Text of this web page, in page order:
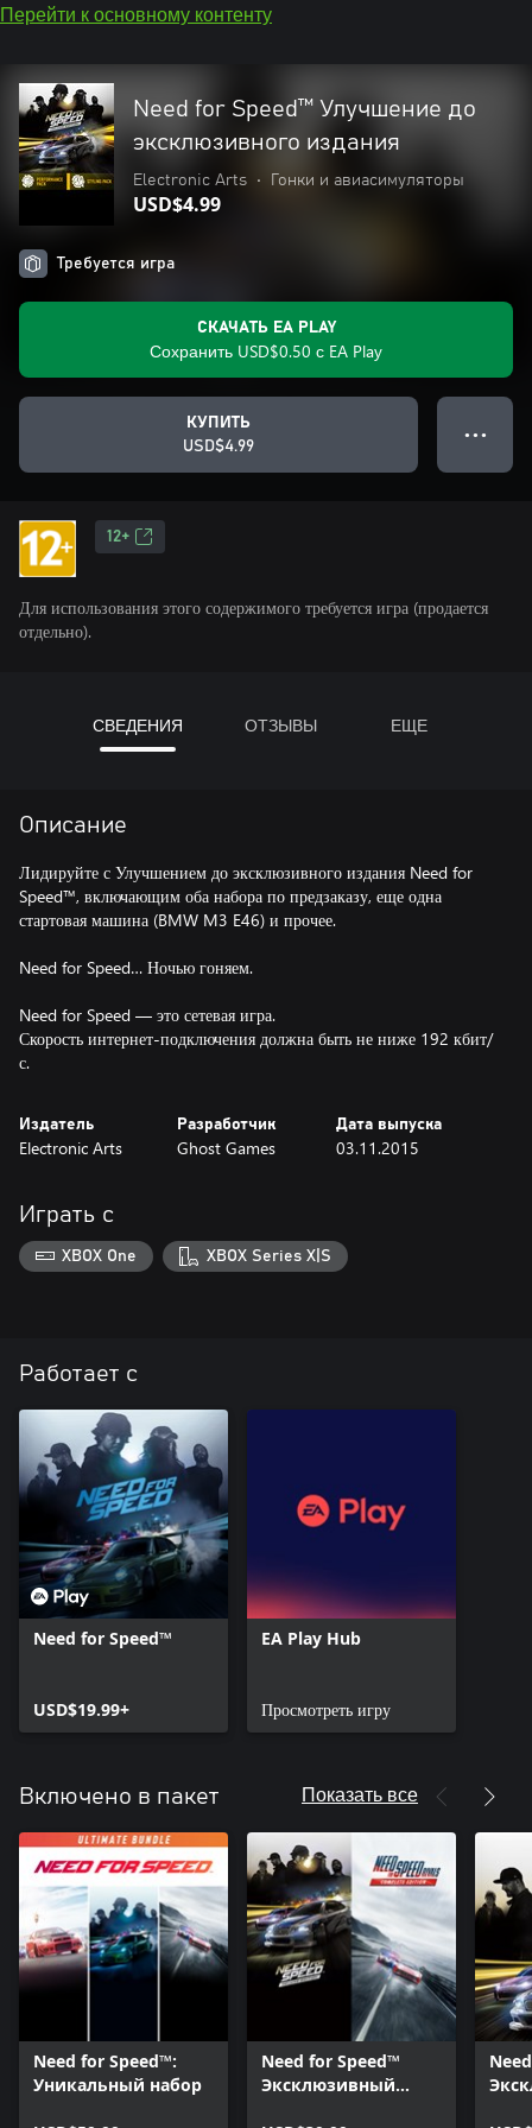
Перейти к основному контенту
Need for Speed™ Улучшение до
эксклюзивного издания
Electronic Arts • Гонки и авиасимуляторы
USD$4.99
Требуется игра
СКАЧАТЬ EA PLAY
Сохранить USD$0.50 с EA Play
КУПИТЬ
USD$4.99
● ● ●
12+
Для использования этого содержимого требуется игра (продается
отдельно).
СВЕДЕНИЯ ОТЗЫВЫ ЕЩЕ
Описание
Лидируйте с Улучшением до эксклюзивного издания Need for
Speed™, включающим оба набора по предзаказу, еще одна
стартовая машина (BMW M3 E46) и прочее.
Need for Speed… Ночью гоняем.
Need for Speed — это сетевая игра.
Скорость интернет-подключения должна быть не ниже 192 кбит/
с.
Издатель
Electronic Arts
Разработчик
Ghost Games
Дата выпуска
03.11.2015
Играть с
XBOX One XBOX Series X|S
Работает с
Need for Speed™
USD$19.99+
EA Play Hub
Просмотреть игру
Включено в пакет Показать все
Need for Speed™:
Уникальный набор
Need for Speed™
Эксклюзивный